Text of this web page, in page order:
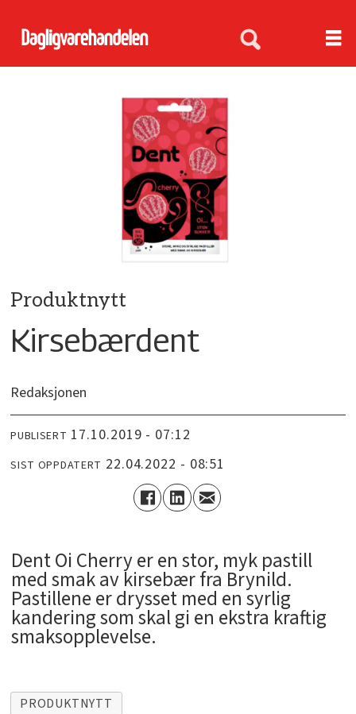
Produktnytt
Kirsebærdent
Redaksjonen
PUBLISERT 17.10.2019 - 07:12
SIST OPPDATERT 22.04.2022 - 08:51
Dent Oi Cherry er en stor, myk pastill
med smak av kirsebær fra Brynild.
Pastillene er drysset med en syrlig
kandering som skal gi en ekstra kraftig
smaksopplevelse.
PRODUKTNYTT